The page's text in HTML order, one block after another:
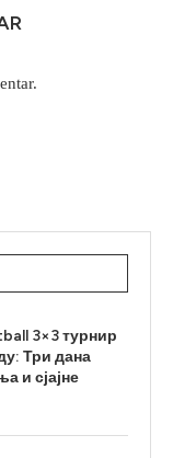
3×3 турнир
Три дана
и сјајне